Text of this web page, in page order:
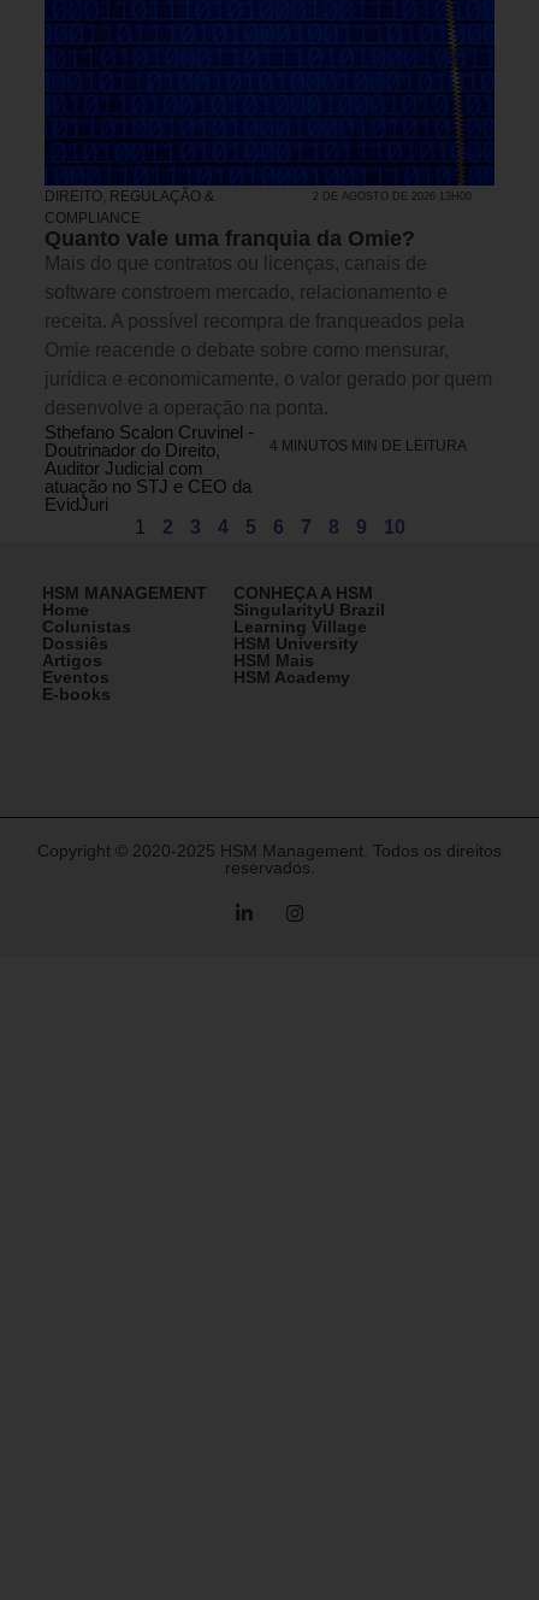
DIREITO, REGULAÇÃO &
COMPLIANCE
2 DE AGOSTO DE 2026 13H00
Quanto vale uma franquia da Omie?
Mais do que contratos ou licenças, canais de
software constroem mercado, relacionamento e
receita. A possível recompra de franqueados pela
Omie reacende o debate sobre como mensurar,
jurídica e economicamente, o valor gerado por quem
desenvolve a operação na ponta.
Sthefano Scalon Cruvinel -
Doutrinador do Direito,
Auditor Judicial com
atuação no STJ e CEO da
EvidJuri
4 MINUTOS MIN DE LEITURA
1 2 3 4 5 6 7 8 9 10
HSM MANAGEMENT
Home
Colunistas
Dossiês
Artigos
Eventos
E-books
CONHEÇA A HSM
SingularityU Brazil
Learning Village
HSM University
HSM Mais
HSM Academy
Copyright © 2020-2025 HSM Management. Todos os direitos
reservados.